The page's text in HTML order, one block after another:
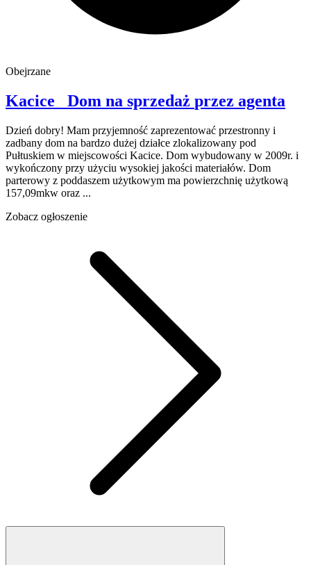
Obejrzane
Kacice Dom na sprzedaż przez agenta
Dzień dobry! Mam przyjemność zaprezentować przestronny i
zadbany dom na bardzo dużej działce zlokalizowany pod
Pułtuskiem w miejscowości Kacice. Dom wybudowany w 2009r. i
wykończony przy użyciu wysokiej jakości materiałów. Dom
parterowy z poddaszem użytkowym ma powierzchnię użytkową
157,09mkw oraz ...
Zobacz ogłoszenie